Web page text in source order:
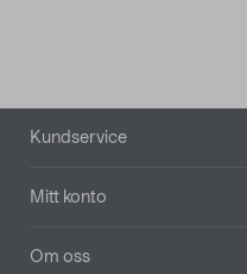
Sidfot
Kundservice
Mitt konto
Om oss